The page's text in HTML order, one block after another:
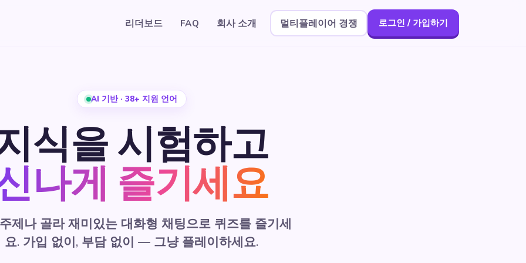
리더보드 FAQ 회사 소개 멀티플레이어 경쟁 로그인 / 가입하기
AI 기반 · 38+ 지원 언어
식을 시험하고
나게 즐기세요
제나 골라 재미있는 대화형 채팅으로 퀴즈를 즐기세
요. 가입 없이, 부담 없이 — 그냥 플레이하세요.